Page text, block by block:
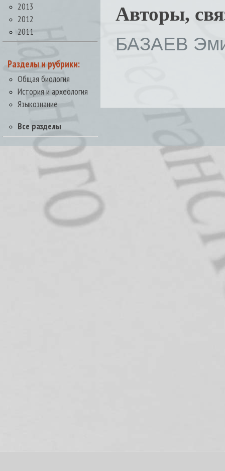
2013
2012
2011
Разделы и рубрики:
Общая биология
История и археология
Языкознание
Все разделы
Авторы,
БАЗАЕВ